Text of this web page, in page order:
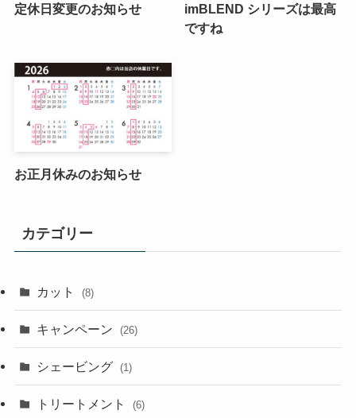
定休日変更のお知らせ
imBLEND シリーズは最高
ですね
お正月休みのお知らせ
カテゴリー
カット (8)
キャンペーン (26)
シェービング (1)
トリートメント (6)